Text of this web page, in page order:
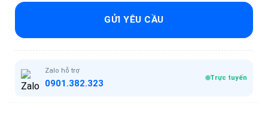
GỬI YÊU CẦU
Zalo hỗ trợ
0901.382.323 Trực tuyến